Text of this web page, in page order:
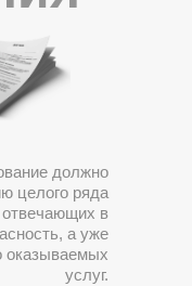
соединены между
должно
целого ряда
в
а уже
оказываемых
услуг.